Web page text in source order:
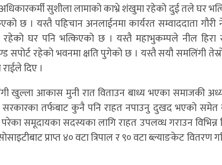
सुशीला लामाको काभ्रे शंखुमा रहेको दुई तले घर
छ । यस्तै पहिचान अनलाईनमा कार्यरत सम्वाददाता गौरी
रहेको घर पनि भत्किएको छ । यस्तै महाभुकम्पले नील
सपोर्ट रहेको भवनमा क्षति पुगेको छ । यस्तै सयौ समलिंगी
दिए ।
खुल्ला आकास मुनी रात विताउन बाध्य भएका समाजकी
तर्फबाट कुनै पनि राहत नपाउनु दुखद भएको समेत
समूदायका सदस्यका लागि राहत उपलव्ध गराउन विभिन्न
प्राप्त ४० वटा त्रिपाल र ९० वटा ब्ल्याङकेट वितरण